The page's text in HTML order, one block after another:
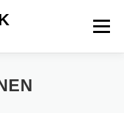
Menü